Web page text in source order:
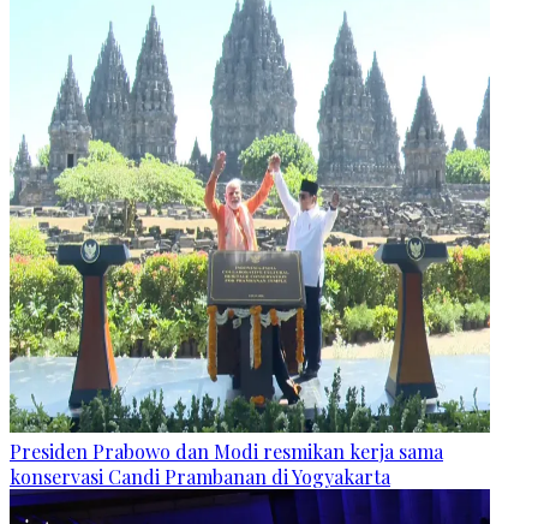
Presiden Prabowo dan Modi resmikan kerja sama
konservasi Candi Prambanan di Yogyakarta